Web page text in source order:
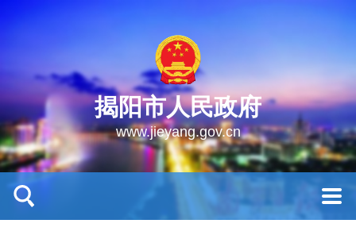
揭阳市人民政府
www.jieyang.gov.cn